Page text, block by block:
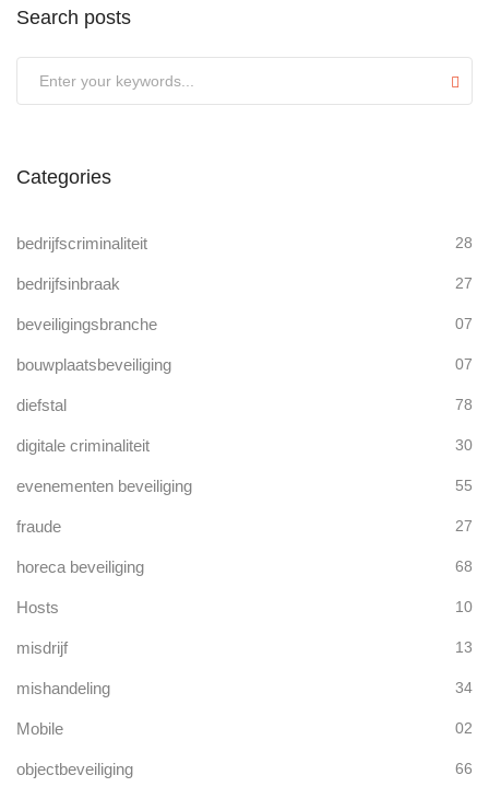
Search posts
Categories
bedrijfscriminaliteit 28
bedrijfsinbraak 27
beveiligingsbranche 07
bouwplaatsbeveiliging 07
diefstal 78
digitale criminaliteit 30
evenementen beveiliging 55
fraude 27
horeca beveiliging 68
Hosts 10
misdrijf 13
mishandeling 34
Mobile 02
objectbeveiliging 66